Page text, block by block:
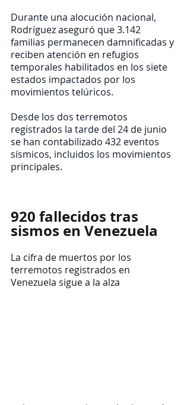
Durante una alocución nacional,
Rodríguez aseguró que 3.142
familias permanecen damnificadas y
reciben atención en refugios
temporales habilitados en los siete
estados impactados por los
movimientos telúricos.
Desde los dos terremotos
registrados la tarde del 24 de junio
se han contabilizado 432 eventos
sísmicos, incluidos los movimientos
principales.
920 fallecidos tras
sismos en Venezuela
La cifra de muertos por los
terremotos registrados en
Venezuela sigue a la alza